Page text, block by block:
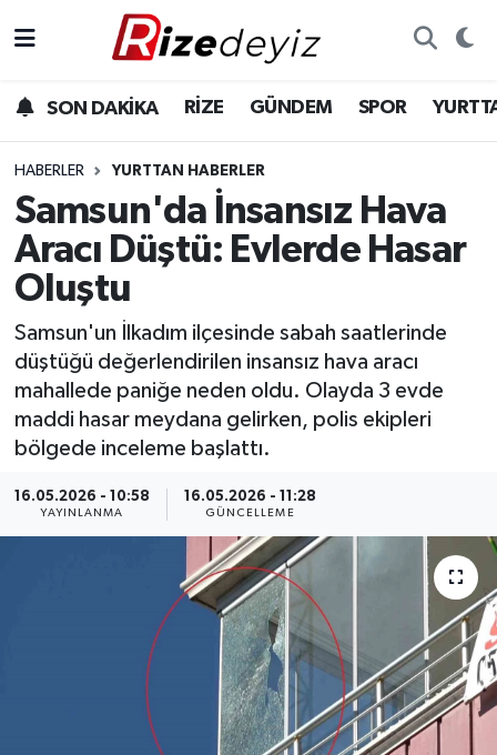
SON DAKİKA RİZE GÜNDEM SPOR
HABERLER YURTTAN HABERLER
Samsun'da İnsansız Hava
Aracı Düştü: Evlerde Hasar
Oluştu
Samsun'un İlkadım ilçesinde sabah saatlerinde
düştüğü değerlendirilen insansız hava aracı
mahallede paniğe neden oldu. Olayda 3 evde
maddi hasar meydana gelirken, polis ekipleri
bölgede inceleme başlattı.
16.05.2026 - 10:58
YAYINLANMA
16.05.2026 - 11:28
GÜNCELLEME
Gündem
Yurttan Haberler
Ekonomi
Teknoloji
Sağlık
Rize Hava Durumu
Rize Trafik Yoğunluk Haritası
Süper Lig Puan Durumu ve Fikstür
Tüm Manşetler
Son Dakika Haberleri
Haber Arşivi